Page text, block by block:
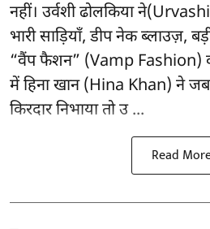
नहीं। उर्वशी ढोलकिया
भारी साड़ियाँ, डीप नेक ब्लाउज़,
“वैंप फैशन” (Vamp Fashion)
में हिना खान (Hina Khan) ने जब
किरदार निभाया तो उ ...
Read